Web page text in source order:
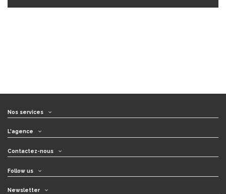
Nos services
L'agence
Contactez-nous
Follow us
Newsletter